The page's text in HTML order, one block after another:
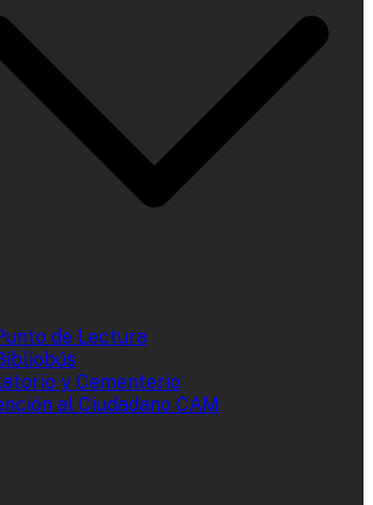
de Lectura
y Cementerio
al Ciudadano CAM